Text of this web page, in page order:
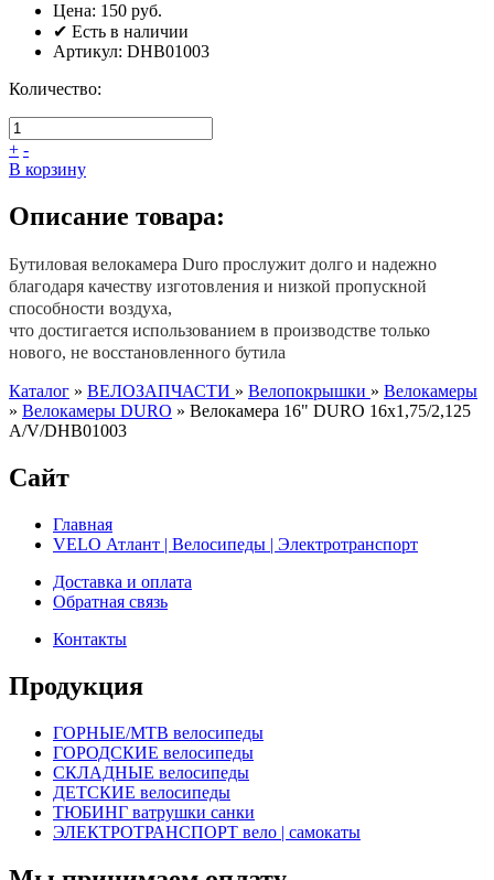
Цена: 150 руб.
✔ Есть в наличии
Артикул: DHB01003
Количество:
+ -
В корзину
Описание товара:
Бутиловая велокамера Duro прослужит долго и надежно
благодаря качеству изготовления и низкой пропускной
способности воздуха,
что достигается использованием в производстве только
нового, не восстановленного бутила
Каталог » ВЕЛОЗАПЧАСТИ » Велопокрышки » Велокамеры
» Велокамеры DURO » Велокамера 16" DURO 16х1,75/2,125
А/V/DHB01003
Сайт
Главная
VELO Атлант | Велосипеды | Электротранспорт
Доставка и оплата
Обратная связь
Контакты
Продукция
ГОРНЫЕ/MTB велосипеды
ГОРОДСКИЕ велосипеды
СКЛАДНЫЕ велосипеды
ДЕТСКИЕ велосипеды
ТЮБИНГ ватрушки санки
ЭЛЕКТРОТРАНСПОРТ вело | самокаты